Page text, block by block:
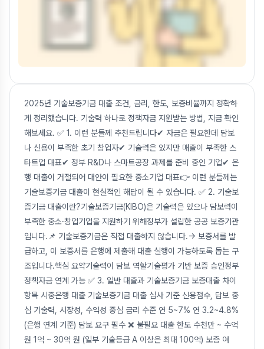
2025년 기술보증기금 대출 조건, 금리, 한도, 보증비율까지 정확하
게 정리했습니다. 기술력 하나로 정책자금 지원받는 방법, 지금 확인
해보세요. ✅ 1. 이런 분들께 추천드립니다✔ 자금은 필요한데 담보
나 신용이 부족한 초기 창업자✔ 기술력은 있지만 매출이 부족한 스
타트업 대표✔ 정부 R&D나 스마트공장 과제를 준비 중인 기업✔ 은
행 대출이 거절되어 대안이 필요한 중소기업 대표👉 이런 분들께는
기술보증기금 대출이 현실적인 해답이 될 수 있습니다. ✅ 2. 기술보
증기금 대출이란?기술보증기금(KIBO)은 기술력은 있으나 담보력이
부족한 중소·창업기업을 지원하기 위해정부가 설립한 공공 보증기관
입니다.📌 기술보증기금은 직접 대출하지 않습니다.→ 보증서를 발
급하고, 이 보증서를 은행에 제출해 대출 실행이 가능하도록 돕는 구
조입니다.핵심 요약기술력이 담보 역할기술평가 기반 보증 승인정부
정책자금 연계 가능 ✅ 3. 일반 대출과 기술보증기금 보증대출 차이
항목 시중은행 대출 기술보증기금 대출 심사 기준 신용점수, 담보 중
심 기술력, 시장성, 수익성 중심 금리 수준 연 5~7% 연 3.2~4.8%
(은행 연계 기준) 담보 요구 필수 ❌ 불필요 대출 한도 수천만 ~ 수억
원 1억 ~ 30억 원 (일부 기술등급 A 이상은 최대 100억) 보증 여